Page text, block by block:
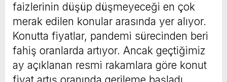
faizlerinin düşüp düşmeyeceği en çok
merak edilen konular arasında yer alıyor.
Konutta fiyatlar, pandemi sürecinden beri
fahiş oranlarda artıyor. Ancak geçtiğimiz
ay açıklanan resmi rakamlara göre konut